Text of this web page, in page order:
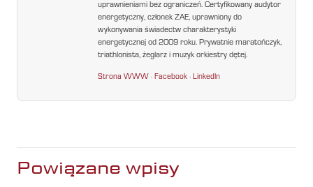
uprawnieniami bez ograniczeń. Certyfikowany audytor
energetyczny, członek ZAE, uprawniony do
wykonywania świadectw charakterystyki
energetycznej od 2009 roku. Prywatnie maratończyk,
triathlonista, żeglarz i muzyk orkiestry dętej.
Strona WWW ·Facebook ·LinkedIn
Powiązane wpisy